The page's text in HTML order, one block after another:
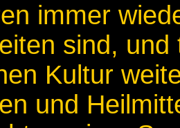
immer
sind,
Kultur
und